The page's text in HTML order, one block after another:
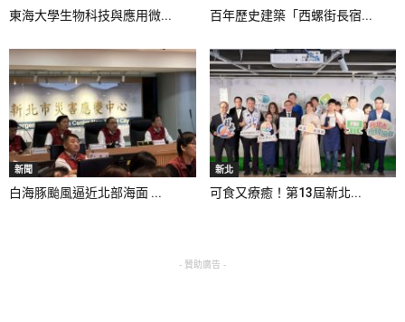
東海大學生物科技與應用微... 百年歷史建築「西螺街長宿...
新聞
白海豚颱風逼近北部海面 ...
新北
可食又療癒！第13屆新北...
- 贊助廣告 -